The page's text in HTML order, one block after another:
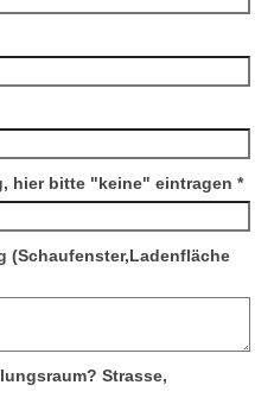
hier bitte "keine" eintragen *
(Schaufenster,Ladenfläche
Strasse,